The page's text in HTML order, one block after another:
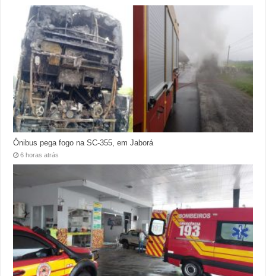
Ônibus pega fogo na SC-355, em Jaborá
6 horas atrás